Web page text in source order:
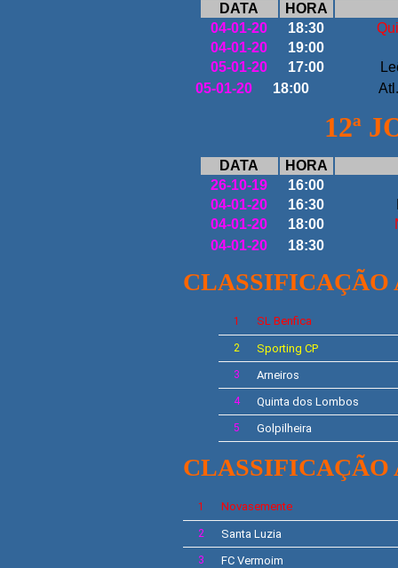
DATA
HORA
04-01-20
18:30
04-01-20
19:00
05-01-20
17:00
05-01-20
18:00
12ª
DATA
HORA
26-10-19
16:00
04-01-20
16:30
04-01-20
18:00
04-01-20
18:30
CLASSIFICAÇÃO
1 SL Benfica
2 Sporting CP
3 Arneiros
4 Quinta dos Lombos
5 Golpilheira
CLASSIFICAÇÃO
1 Novasemente
2 Santa Luzia
3 FC Vermoim